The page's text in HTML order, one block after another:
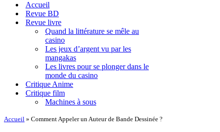
Accueil
Revue BD
Revue livre
Quand la littérature se mêle au
casino
Les jeux d’argent vu par les
mangakas
Les livres pour se plonger dans le
monde du casino
Critique Anime
Critique film
Machines à sous
Accueil » Comment Appeler un Auteur de Bande Dessinée ?